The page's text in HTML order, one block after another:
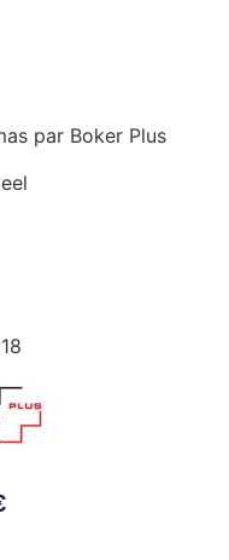
par Boker Plus